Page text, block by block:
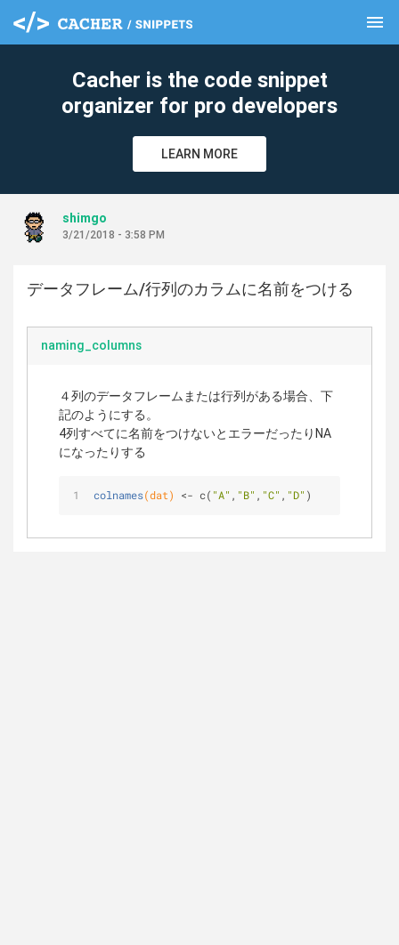
menu
Cacher is the code snippet
organizer for pro developers
LEARN MORE
shimgo
3/21/2018 - 3:58 PM
データフレーム/行列のカラムに名前をつける
naming_columns
４列のデータフレームまたは行列がある場合、下
記のようにする。
4列すべてに名前をつけないとエラーだったりNA
になったりする
colnames(dat) <- c( "A" , "B" , "C" , "D" )
clear